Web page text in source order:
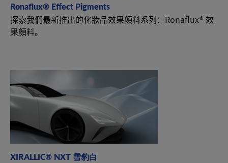
Ronaflux® Effect Pigments
探索我們最新推出的化妝品效果顏料系列：Ronaflux® 效
果顏料。
XIRALLIC® NXT 雪豹白